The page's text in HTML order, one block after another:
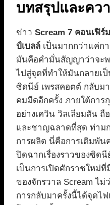
บทสรุปและคว
ข่าว Scream 7 คอนเฟิ
ป์เบลล์ เป็นมากกว่าแค่ก
มันคือคำมั่นสัญญาว่าจะ
ไปสู่จุดที่ทำให้มันกลายเ
ซิดนีย์ เพรสคอตต์ กลับม
คมมีดอีกครั้ง ภายใต้การ
อย่างเควิน วิลเลียมสัน ถื
และชาญฉลาดที่สุด ท่าม
การผลิต นี่คือการเดิมพัน
ปิดฉากเรื่องราวของซิด
เป็นการเปิดศักราชใหม่
ของจักรวาล Scream ไม่
การกลับมาครั้งนี้ได้จุดไ